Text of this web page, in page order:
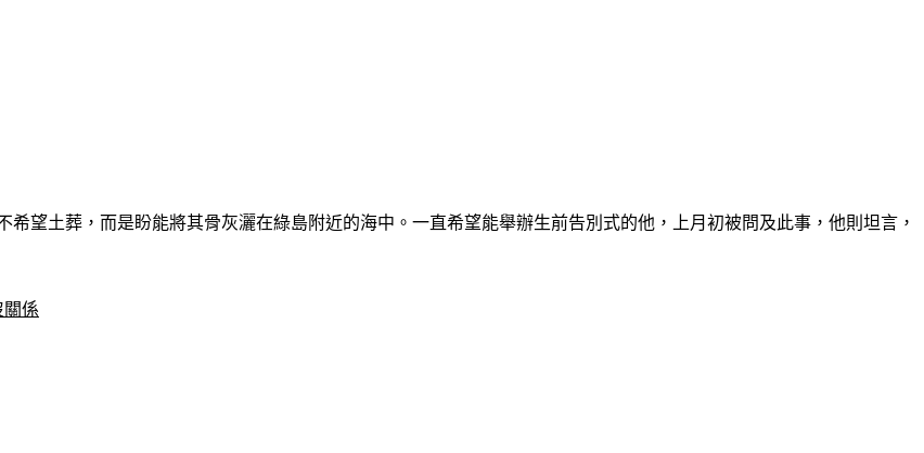
望土葬，而是盼能將其骨灰灑在綠島附近的海中。一直希望能舉辦生前告別式的他，上月初被問及此事，他則坦言，
係